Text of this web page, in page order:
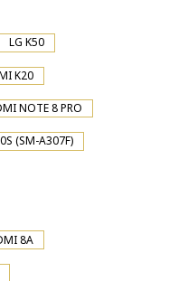
LG K50
K20
NOTE 8 PRO
(SM-A307F)
8A